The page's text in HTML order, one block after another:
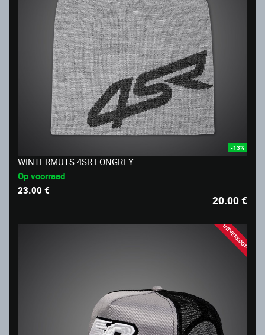
-13%
WINTERMUTS 4SR LONGREY
Op voorraad
23.00 €
20.00€
UITVERKOOP